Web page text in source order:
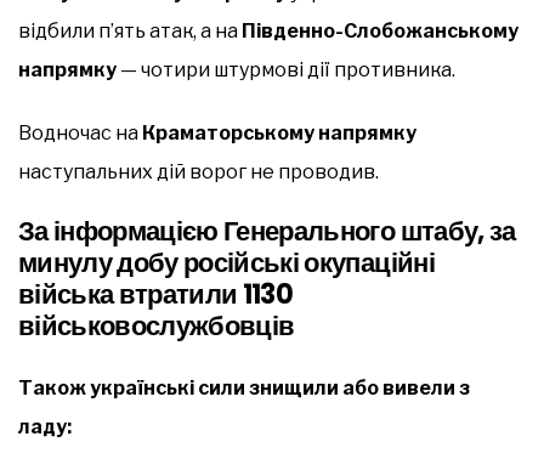
відбили п’ять атак, а на Південно-Слобожанському
напрямку — чотири штурмові дії противника.
Водночас на Краматорському напрямку
наступальних дій ворог не проводив.
За інформацією Генерального штабу, за
минулу добу російські окупаційні
війська втратили 1130
військовослужбовців
Також українські сили знищили або вивели з
ладу: